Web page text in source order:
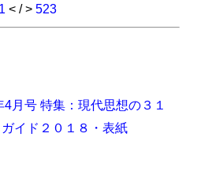
< / > 523